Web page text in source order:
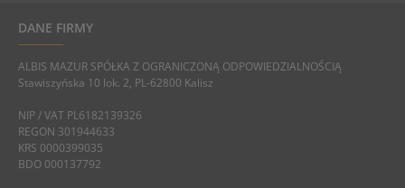
DANE FIRMY
ALBIS MAZUR SPÓŁKA Z OGRANICZONĄ ODPOWIEDZIALNOŚCIĄ
Stawiszyńska 10 lok. 2, PL-62800 Kalisz
NIP / VAT PL6182139326
REGON 301944633
KRS 0000399035
BDO 000137792